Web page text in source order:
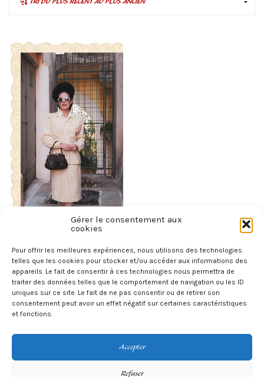
Gérer le consentement aux
cookies
Pour offrir les meilleures expériences, nous utilisons des technologies
telles que les cookies pour stocker et/ou accéder aux informations des
appareils. Le fait de consentir à ces technologies nous permettra de
traiter des données telles que le comportement de navigation ou les ID
uniques sur ce site. Le fait de ne pas consentir ou de retirer son
consentement peut avoir un effet négatif sur certaines caractéristiques
et fonctions.
Accepter
Refuser
Tailleur jupe vintage des
années 1940, en laine
crème à motif marron ,
Hixons Milwaukee, made
in USA
250,00€